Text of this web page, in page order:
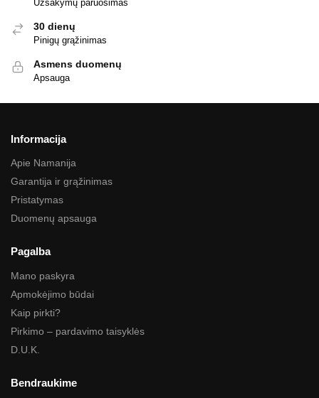
Užsakymų paruošimas
30 dienų
Pinigų grąžinimas
Asmens duomenų
Apsauga
Informacija
Apie Namanija
Garantija ir grąžinimas
Pristatymas
Duomenų apsauga
Pagalba
Mano paskyra
Apmokėjimo būdai
Kaip pirkti?
Pirkimo – pardavimo taisyklės
D.U.K.
Bendraukime